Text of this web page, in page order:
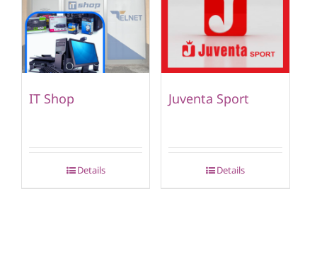
IT Shop
Details
Juventa Sport
Details